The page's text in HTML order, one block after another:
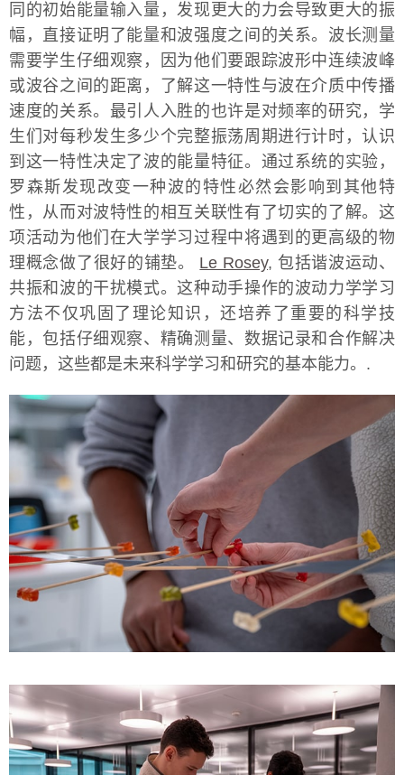
同的初始能量输入量，发现更大的力会导致更大的振
幅，直接证明了能量和波强度之间的关系。波长测量
需要学生仔细观察，因为他们要跟踪波形中连续波峰
或波谷之间的距离，了解这一特性与波在介质中传播
速度的关系。最引人入胜的也许是对频率的研究，学
生们对每秒发生多少个完整振荡周期进行计时，认识
到这一特性决定了波的能量特征。通过系统的实验，
罗森斯发现改变一种波的特性必然会影响到其他特
性，从而对波特性的相互关联性有了切实的了解。这
项活动为他们在大学学习过程中将遇到的更高级的物
理概念做了很好的铺垫。 Le Rosey, 包括谐波运动、
共振和波的干扰模式。这种动手操作的波动力学学习
方法不仅巩固了理论知识，还培养了重要的科学技
能，包括仔细观察、精确测量、数据记录和合作解决
问题，这些都是未来科学学习和研究的基本能力。.